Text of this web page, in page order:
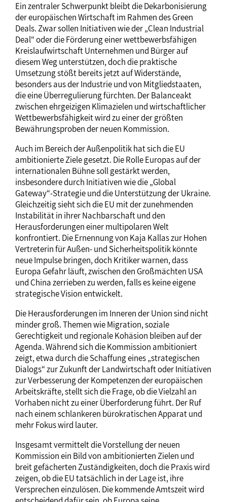
Ein zentraler Schwerpunkt bleibt die Dekarbonisierung
der europäischen Wirtschaft im Rahmen des Green
Deals. Zwar sollen Initiativen wie der „Clean Industrial
Deal“ oder die Förderung einer wettbewerbsfähigen
Kreislaufwirtschaft Unternehmen und Bürger auf
diesem Weg unterstützen, doch die praktische
Umsetzung stößt bereits jetzt auf Widerstände,
besonders aus der Industrie und von Mitgliedstaaten,
die eine Überregulierung fürchten. Der Balanceakt
zwischen ehrgeizigen Klimazielen und wirtschaftlicher
Wettbewerbsfähigkeit wird zu einer der größten
Bewährungsproben der neuen Kommission.
Auch im Bereich der Außenpolitik hat sich die EU
ambitionierte Ziele gesetzt. Die Rolle Europas auf der
internationalen Bühne soll gestärkt werden,
insbesondere durch Initiativen wie die „Global
Gateway“-Strategie und die Unterstützung der Ukraine.
Gleichzeitig sieht sich die EU mit der zunehmenden
Instabilität in ihrer Nachbarschaft und den
Herausforderungen einer multipolaren Welt
konfrontiert. Die Ernennung von Kaja Kallas zur Hohen
Vertreterin für Außen- und Sicherheitspolitik könnte
neue Impulse bringen, doch Kritiker warnen, dass
Europa Gefahr läuft, zwischen den Großmächten USA
und China zerrieben zu werden, falls es keine eigene
strategische Vision entwickelt.
Die Herausforderungen im Inneren der Union sind nicht
minder groß. Themen wie Migration, soziale
Gerechtigkeit und regionale Kohäsion bleiben auf der
Agenda. Während sich die Kommission ambitioniert
zeigt, etwa durch die Schaffung eines „strategischen
Dialogs“ zur Zukunft der Landwirtschaft oder Initiativen
zur Verbesserung der Kompetenzen der europäischen
Arbeitskräfte, stellt sich die Frage, ob die Vielzahl an
Vorhaben nicht zu einer Überforderung führt. Der Ruf
nach einem schlankeren bürokratischen Apparat und
mehr Fokus wird lauter.
Insgesamt vermittelt die Vorstellung der neuen
Kommission ein Bild von ambitionierten Zielen und
breit gefächerten Zuständigkeiten, doch die Praxis wird
zeigen, ob die EU tatsächlich in der Lage ist, ihre
Versprechen einzulösen. Die kommende Amtszeit wird